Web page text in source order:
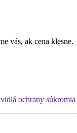
vás, ak cena klesne.
ochrany súkromia